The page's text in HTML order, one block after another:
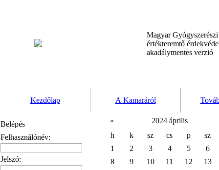
Magyar
értékteremtő
akadálymentes verzió
Kezdőlap A Kamaráról
Belépés
Felhasználónév:
Jelszó:
«
2024 április
h
k sz cs p
sz
1
2 3 4 5
6
8
9 10 11 12
13